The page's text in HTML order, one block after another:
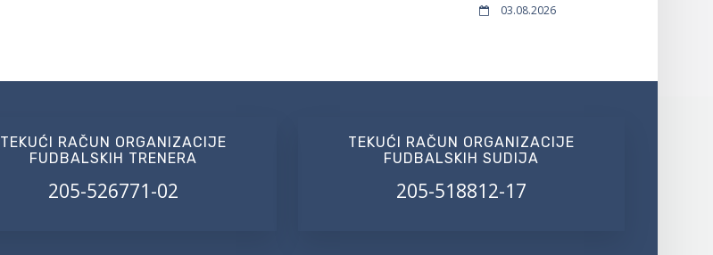
03.08.2026
TEKUĆI RAČUN ORGANIZACIJE
FUDBALSKIH TRENERA
205-526771-02
TEKUĆI RAČUN ORGANIZACIJE
FUDBALSKIH SUDIJA
205-518812-17